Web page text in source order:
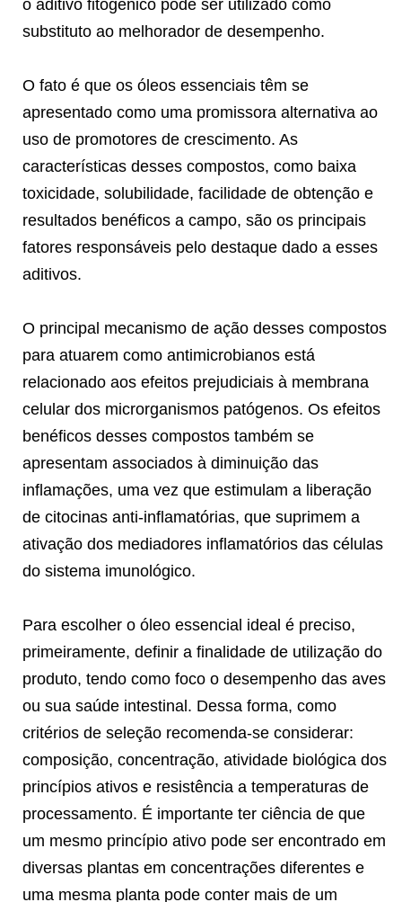
o aditivo fitogênico pode ser utilizado como
substituto ao melhorador de desempenho.
O fato é que os óleos essenciais têm se
apresentado como uma promissora alternativa ao
uso de promotores de crescimento. As
características desses compostos, como baixa
toxicidade, solubilidade, facilidade de obtenção e
resultados benéficos a campo, são os principais
fatores responsáveis pelo destaque dado a esses
aditivos.
O principal mecanismo de ação desses compostos
para atuarem como antimicrobianos está
relacionado aos efeitos prejudiciais à membrana
celular dos microrganismos patógenos. Os efeitos
benéficos desses compostos também se
apresentam associados à diminuição das
inflamações, uma vez que estimulam a liberação
de citocinas anti-inflamatórias, que suprimem a
ativação dos mediadores inflamatórios das células
do sistema imunológico.
Para escolher o óleo essencial ideal é preciso,
primeiramente, definir a finalidade de utilização do
produto, tendo como foco o desempenho das aves
ou sua saúde intestinal. Dessa forma, como
critérios de seleção recomenda-se considerar:
composição, concentração, atividade biológica dos
princípios ativos e resistência a temperaturas de
processamento. É importante ter ciência de que
um mesmo princípio ativo pode ser encontrado em
diversas plantas em concentrações diferentes e
uma mesma planta pode conter mais de um